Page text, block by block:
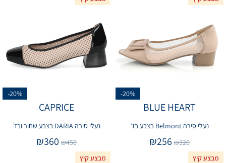
-20%
BLUE HEART
נעלי סירה Belmont בצבע בז׳
₪320
₪256
-20%
CAPRICE
נעלי סירה DARIA בצבע שחור ובז'
₪450
₪360
מבצע קיץ מבצע קיץ